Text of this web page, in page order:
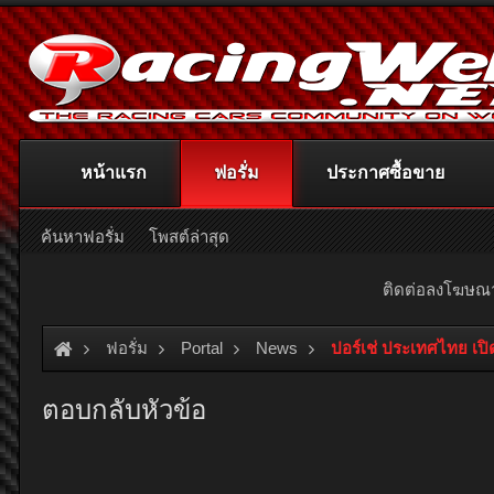
ติดต่อลงโฆษ
ฟอรั่ม Portal News ปอร์เช่ ประเทศไทย เ
ตอบกลับหัวข้อ
หน้าแรก ฟอรั่ม
ค้นหาฟอรั่ม โพสต์ล่าสุด
ประกาศซื้อขาย